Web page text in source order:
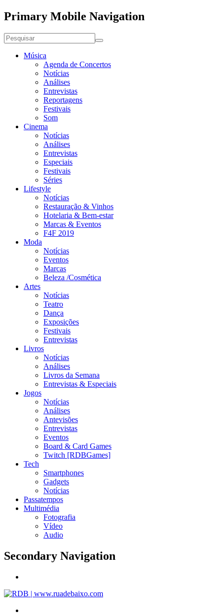
Primary Mobile Navigation
Música
Agenda de Concertos
Notícias
Análises
Entrevistas
Reportagens
Festivais
Som
Cinema
Notícias
Análises
Entrevistas
Especiais
Festivais
Séries
Lifestyle
Notícias
Restauração & Vinhos
Hotelaria & Bem-estar
Marcas & Eventos
F4F 2019
Moda
Notícias
Eventos
Marcas
Beleza /Cosmética
Artes
Notícias
Teatro
Dança
Exposições
Festivais
Entrevistas
Livros
Notícias
Análises
Livros da Semana
Entrevistas & Especiais
Jogos
Notícias
Análises
Antevisões
Entrevistas
Eventos
Board & Card Games
Twitch [RDBGames]
Tech
Smartphones
Gadgets
Notícias
Passatempos
Multimédia
Fotografia
Vídeo
Audio
Secondary Navigation